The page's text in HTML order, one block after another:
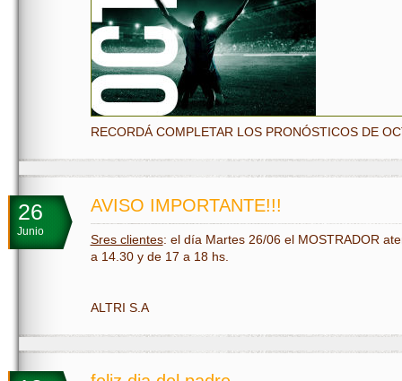
RECORDÁ COMPLETAR LOS PRONÓSTICOS DE
26
Junio
AVISO IMPORTANTE!!!
Sres clientes: el día Martes 26/06 el MOSTRADOR
a 14.30 y de 17 a 18 hs.
ALTRI S.A